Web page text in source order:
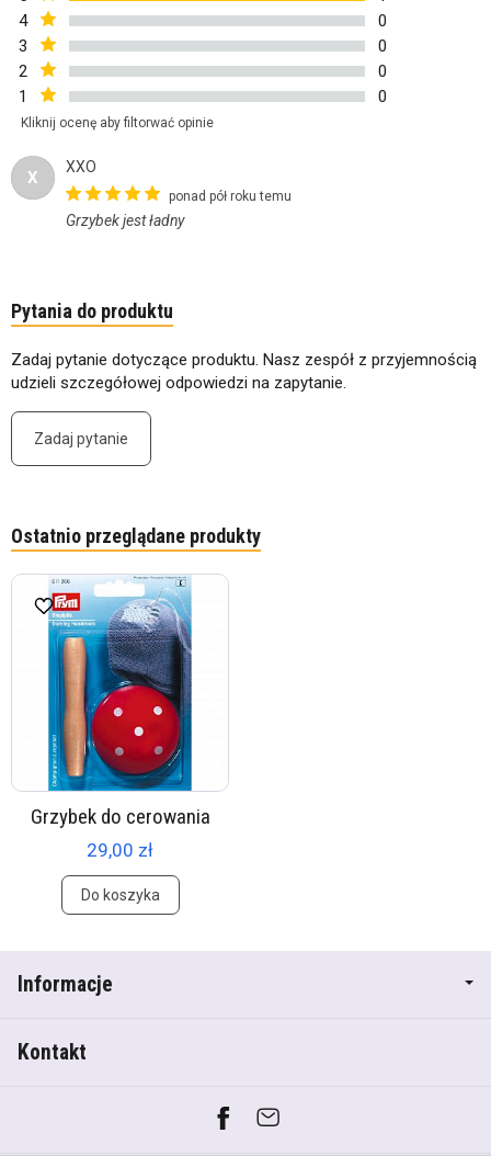
4
0
3
0
2
0
1
0
Kliknij ocenę aby filtorwać opinie
X
XXO
ponad pół roku temu
Grzybek jest ładny
Pytania do produktu
Zadaj pytanie dotyczące produktu. Nasz zespół z przyjemnością
udzieli szczegółowej odpowiedzi na zapytanie.
Zadaj pytanie
Ostatnio przeglądane produkty
Grzybek do cerowania
29,00 zł
Do koszyka
Informacje
Kontakt